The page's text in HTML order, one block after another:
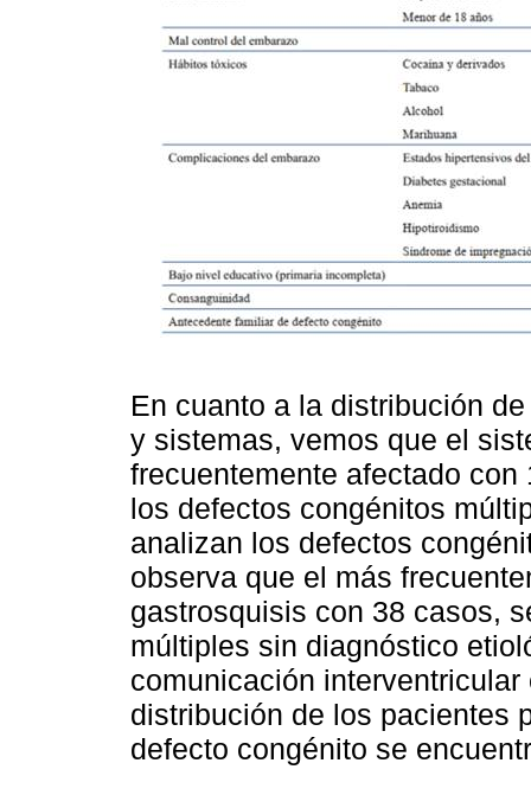
En cuanto a la distribución
y sistemas, vemos que el
frecuentemente afectado
los defectos congénitos
analizan los defectos
observa que el más
gastrosquisis con 38 casos,
múltiples sin diagnóstico
comunicación
distribución de los pacientes
defecto congénito se